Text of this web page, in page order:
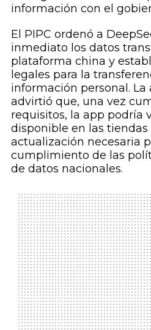
información con el
El PIPC ordenó a
inmediato los datos
plataforma china y
legales para la
información personal.
advirtió que, una vez
requisitos, la app podría
disponible en las tiendas
actualización necesaria
cumplimiento de las
de datos nacionales.